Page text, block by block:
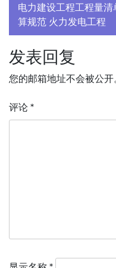
章
导
航
电力建设工程工程量清
算规范 火力发电工程
发表回复
您的邮箱地址不会被公开
评论 *